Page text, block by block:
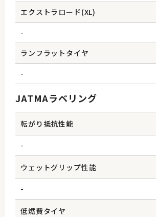
エクストラロード(XL)
-
ランフラットタイヤ
-
JATMAラベリング
転がり抵抗性能
-
ウェットグリップ性能
-
低燃費タイヤ